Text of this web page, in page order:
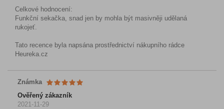
Celkové hodnocení:
Funkční sekačka, snad jen by mohla být masivněji udělaná
rukojeť.
Tato recence byla napsána prostřednictví nákupního rádce
Heureka.cz
Známka
Ověřený zákazník
2021-11-29